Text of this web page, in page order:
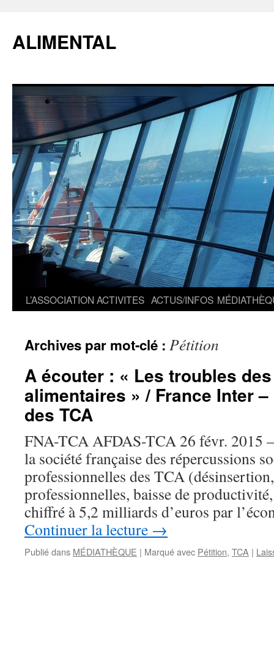
ALIMENTAL
L’ASSOCIATION ACTIVITES ACTUS/INFOS
Archives par mot-clé : Pétition
A écouter : « Les troubles
alimentaires » / France Inter
des TCA
FNA-TCA AFDAS-TCA 26 févr.
la société française des répercussions
professionnelles des TCA
professionnelles, baisse de
chiffré à 5,2 milliards d’euros par
Continuer la lecture →
Publié dans MÉDIATHÈQUE | Marqué avec Pétition, TCA |